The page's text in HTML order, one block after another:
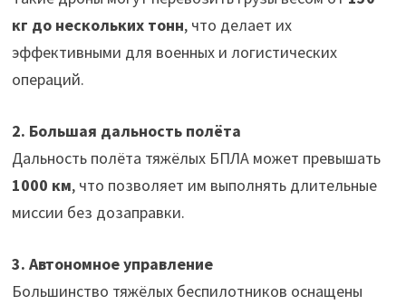
кг до нескольких тонн, что делает их
эффективными для военных и логистических
операций.
2. Большая дальность полёта
Дальность полёта тяжёлых БПЛА может превышать
1000 км, что позволяет им выполнять длительные
миссии без дозаправки.
3. Автономное управление
Большинство тяжёлых беспилотников оснащены